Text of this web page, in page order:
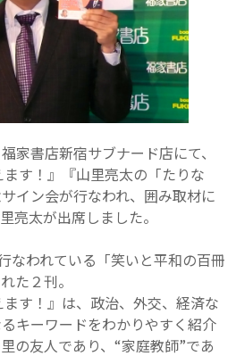
家書店新宿サブナード店にて、
ます！』『山里亮太の「たりな
イン会が行なわれ、囲み取材に
亮太が出席しました。
なわれている「笑いと平和の百冊
た２刊。
ます！』は、政治、外交、経済な
キーワードをわかりやすく紹介
の友人であり、“家庭教師”であ